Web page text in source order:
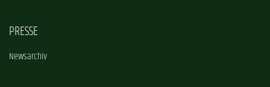
PRESSE
Newsarchiv